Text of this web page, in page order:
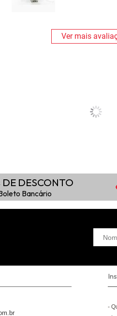
Ver mais
DE DESCONTO
Bancário